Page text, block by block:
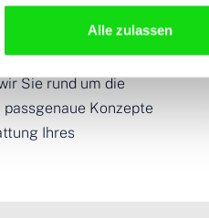
Alle zulassen
Sie rund um die
Konzepte
Ihres